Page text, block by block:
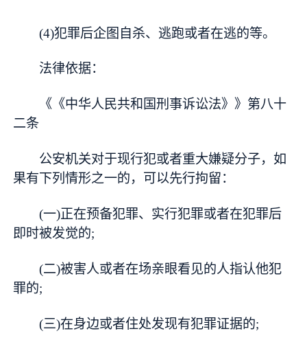
(4)犯罪后企图自杀、逃跑或者在逃的等。
法律依据：
《《中华人民共和国刑事诉讼法》》第八十
二条
公安机关对于现行犯或者重大嫌疑分子，如
果有下列情形之一的，可以先行拘留：
(一)正在预备犯罪、实行犯罪或者在犯罪后
即时被发觉的;
(二)被害人或者在场亲眼看见的人指认他犯
罪的;
(三)在身边或者住处发现有犯罪证据的;